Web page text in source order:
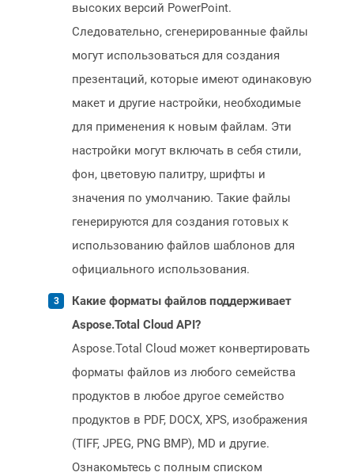
высоких версий PowerPoint.
Следовательно, сгенерированные файлы
могут использоваться для создания
презентаций, которые имеют одинаковую
макет и другие настройки, необходимые
для применения к новым файлам. Эти
настройки могут включать в себя стили,
фон, цветовую палитру, шрифты и
значения по умолчанию. Такие файлы
генерируются для создания готовых к
использованию файлов шаблонов для
официального использования.
Какие форматы файлов поддерживает
Aspose.Total Cloud API?
Aspose.Total Cloud может конвертировать
форматы файлов из любого семейства
продуктов в любое другое семейство
продуктов в PDF, DOCX, XPS, изображения
(TIFF, JPEG, PNG BMP), MD и другие.
Ознакомьтесь с полным списком